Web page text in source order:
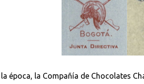
época, la Compañía de Chocolates